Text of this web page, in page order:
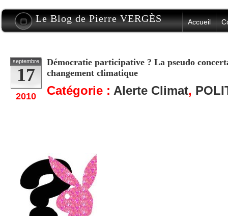
Le Blog de Pierre VERGÈS Accueil
septembre
17
2010
Démocratie participative ? La pseudo
changement climatique
Catégorie : Alerte Climat,